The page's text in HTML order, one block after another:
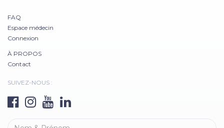
FAQ
Espace médecin
Connexion
À PROPOS
Contact
SUIVEZ-NOUS :